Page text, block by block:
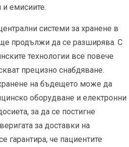
и емисиите.
системи за хранене в
продължи да се разширява. С
технологии все повече
прецизно снабдяване.
на бъдещето може да
оборудване и електронни
за да се постигне
за доставки на
гарантира, че пациентите